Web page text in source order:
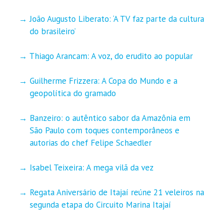
João Augusto Liberato: ‘A TV faz parte da cultura
do brasileiro’
Thiago Arancam: A voz, do erudito ao popular
Guilherme Frizzera: A Copa do Mundo e a
geopolítica do gramado
Banzeiro: o autêntico sabor da Amazônia em
São Paulo com toques contemporâneos e
autorias do chef Felipe Schaedler
Isabel Teixeira: A mega vilã da vez
Regata Aniversário de Itajaí reúne 21 veleiros na
segunda etapa do Circuito Marina Itajaí